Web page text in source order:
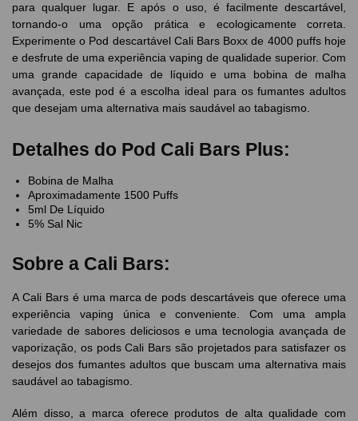
para qualquer lugar. E após o uso, é facilmente descartável,
tornando-o uma opção prática e ecologicamente correta.
Experimente o Pod descartável Cali Bars Boxx de 4000 puffs hoje
e desfrute de uma experiência vaping de qualidade superior. Com
uma grande capacidade de líquido e uma bobina de malha
avançada, este pod é a escolha ideal para os fumantes adultos
que desejam uma alternativa mais saudável ao tabagismo.
Detalhes do Pod Cali Bars Plus:
Bobina de Malha
Aproximadamente 1500 Puffs
5ml De Líquido
5% Sal Nic
Sobre a Cali Bars:
A Cali Bars é uma marca de pods descartáveis que oferece uma
experiência vaping única e conveniente. Com uma ampla
variedade de sabores deliciosos e uma tecnologia avançada de
vaporização, os pods Cali Bars são projetados para satisfazer os
desejos dos fumantes adultos que buscam uma alternativa mais
saudável ao tabagismo.
Além disso, a marca oferece produtos de alta qualidade com